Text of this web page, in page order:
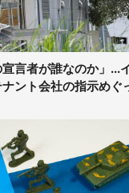
言者が誰なのか」...
ナント会社の指示めぐ